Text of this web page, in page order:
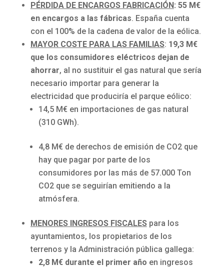
PÉRDIDA DE ENCARGOS FABRICACIÓN: 55 M€
en encargos a las fábricas. España cuenta
con el 100% de la cadena de valor de la eólica.
MAYOR COSTE PARA LAS FAMILIAS: 19,3 M€
que los consumidores eléctricos dejan de
ahorrar, al no sustituir el gas natural que sería
necesario importar para generar la
electricidad que produciría el parque eólico:
14,5 M€ en importaciones de gas natural
(310 GWh).
4,8 M€ de derechos de emisión de CO2 que
hay que pagar por parte de los
consumidores por las más de 57.000 Ton
CO2 que se seguirían emitiendo a la
atmósfera.
MENORES INGRESOS FISCALES para los
ayuntamientos, los propietarios de los
terrenos y la Administración pública gallega:
2,8 M€ durante el primer año en ingresos